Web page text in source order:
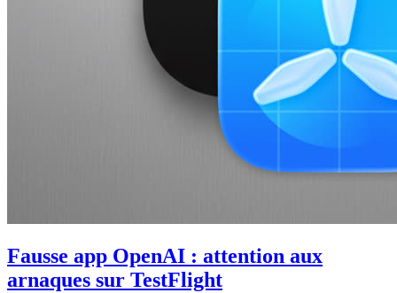
Fausse app OpenAI : attention aux
arnaques sur TestFlight